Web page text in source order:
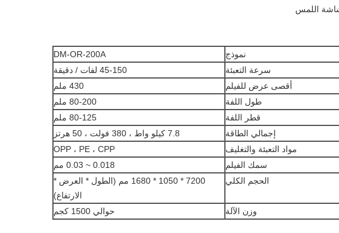
نموذج
DM-OR-200A
سرعة التعبئة
45-150 لفات / دقيقة
أقصى عرض للفيلم
430 ملم
طول اللفة
80-200 ملم
قطر اللفة
80-125 ملم
إجمالي الطاقة
7.8 كيلو واط ، 380 فولت ، 50 هرتز
مواد التعبئة والتغليف
OPP ، PE ، CPP
سمك الفيلم
0.018 ~ 0.03 مم
الحجم الكلي
7200 * 1050 * 1680 مم (الطول * العرض *
الارتفاع)
وزن الآلة
حوالي 1500 كجم